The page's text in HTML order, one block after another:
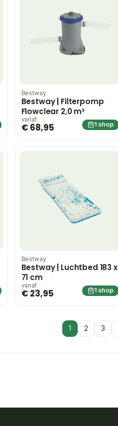
Bestway
Bestway | Filterpomp
Flowclear 2,0 m³
vanaf
€ 68,95 1 shop
Bestway
Bestway | Luchtbed 183 x
71 cm
vanaf
€ 23,95 1 shop
1 2 3